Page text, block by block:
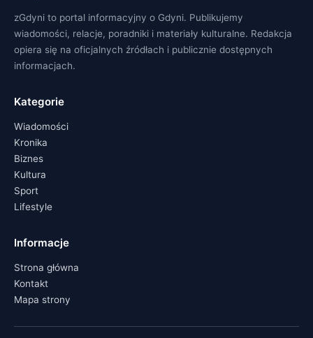
zGdyni to portal informacyjny o Gdyni. Publikujemy
wiadomości, relacje, poradniki i materiały kulturalne. Redakcja
opiera się na oficjalnych źródłach i publicznie dostępnych
informacjach.
Kategorie
Wiadomości
Kronika
Biznes
Kultura
Sport
Lifestyle
Informacje
Strona główna
Kontakt
Mapa strony